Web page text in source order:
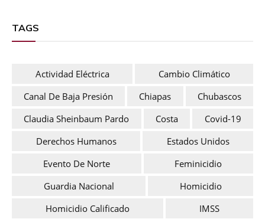
TAGS
Actividad Eléctrica
Cambio Climático
Canal De Baja Presión
Chiapas
Chubascos
Claudia Sheinbaum Pardo
Costa
Covid-19
Derechos Humanos
Estados Unidos
Evento De Norte
Feminicidio
Guardia Nacional
Homicidio
Homicidio Calificado
IMSS